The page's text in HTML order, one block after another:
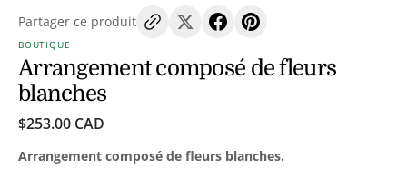
Partager ce produit
BOUTIQUE
Arrangement composé de fleurs
blanches
Prix
$253.00 CAD
Arrangement composé de fleurs blanches.